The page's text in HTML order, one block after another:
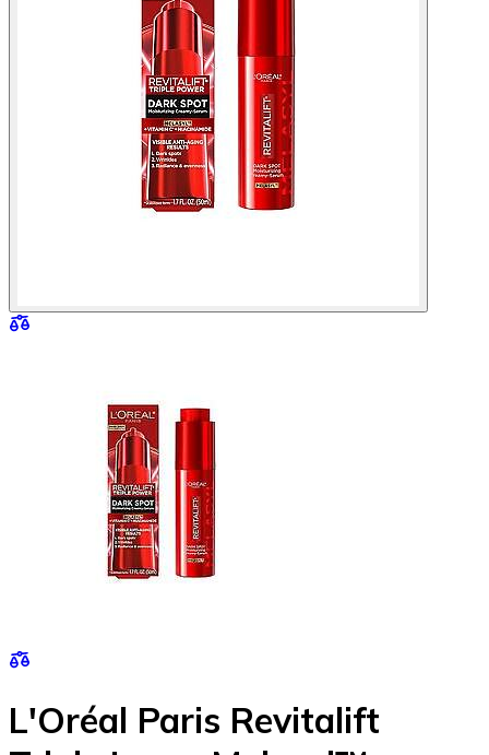
L'Oréal Paris Revitalift